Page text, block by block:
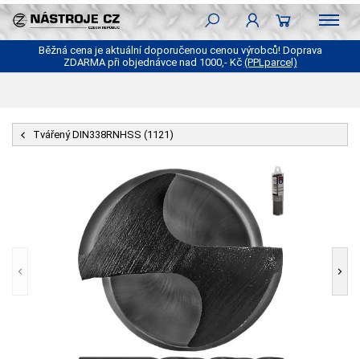
Běžná cena je aktuální doporučenou cenou výrobců! Doprava
ZDARMA při objednávce nad 1000,- Kč (PPLparcel)
Tvářený DIN338RNHSS (1121)